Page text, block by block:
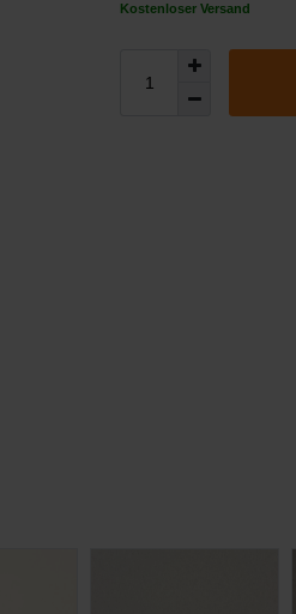
Kostenloser Versand